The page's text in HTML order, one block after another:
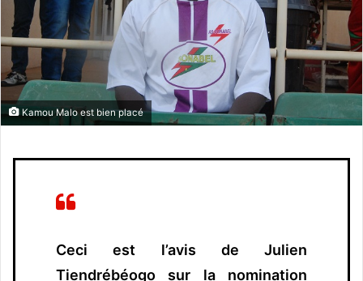
n
o
u
r
r
i
Kamou Malo est bien placé
Ceci est l’avis de Julien
Tiendrébéogo sur la nomination